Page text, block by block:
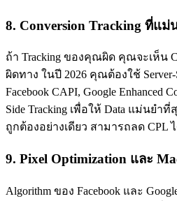
8. Conversion Tracking ที่แม่
ถ้า Tracking ของคุณผิด คุณจะเห็น
ผิดทาง ในปี 2026 คุณต้องใช้ Server-
Facebook CAPI, Google Enhanced
Side Tracking เพื่อให้ Data แม่นยำที่
ถูกต้องอย่างเดียว สามารถลด CPL ไ
9. Pixel Optimization และ
Algorithm ของ Facebook และ